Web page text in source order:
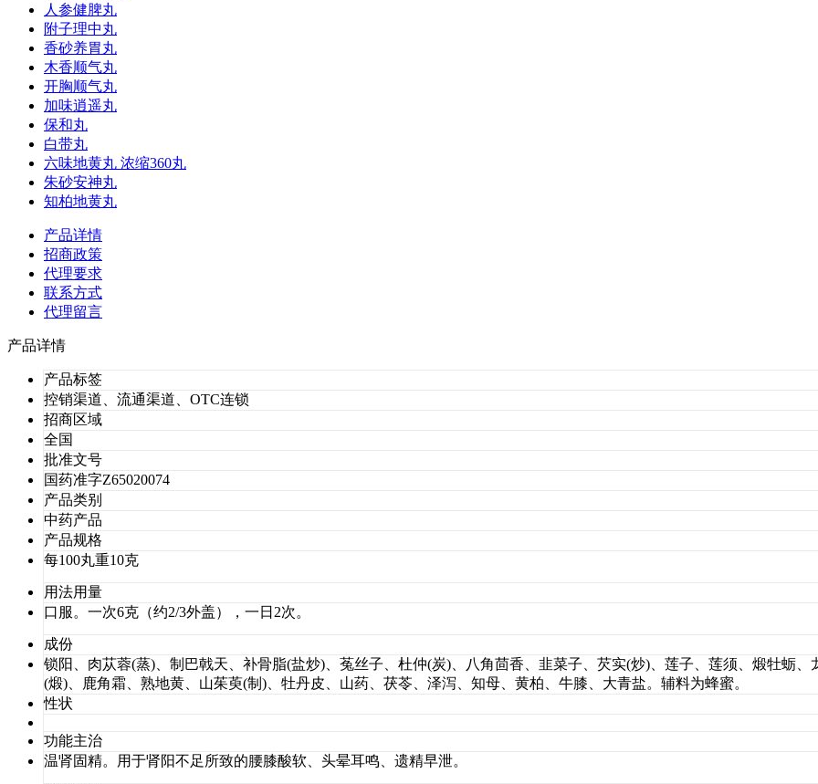
人参健脾丸
附子理中丸
香砂养胃丸
木香顺气丸
开胸顺气丸
加味逍遥丸
保和丸
白带丸
六味地黄丸 浓缩360丸
朱砂安神丸
知柏地黄丸
产品详情
招商政策
代理要求
联系方式
代理留言
产品详情
产品标签
控销渠道、流通渠道、OTC连锁
招商区域
全国
批准文号
国药准字Z65020074
产品类别
中药产品
产品规格
每100丸重10克
用法用量
口服。一次6克（约2/3外盖），一日2次。
成份
锁阳、肉苁蓉(蒸)、制巴戟天、补骨脂(盐炒)、菟丝子、杜仲(炭)、八角茴香、韭菜子、芡实(炒)、莲子、莲须、煅牡蛎、
(煅)、鹿角霜、熟地黄、山茱萸(制)、牡丹皮、山药、茯苓、泽泻、知母、黄柏、牛膝、大青盐。辅料为蜂蜜。
性状
功能主治
温肾固精。用于肾阳不足所致的腰膝酸软、头晕耳鸣、遗精早泄。